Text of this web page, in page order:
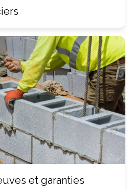
et garanties